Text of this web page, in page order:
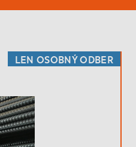
LEN OSOBNÝ ODBER